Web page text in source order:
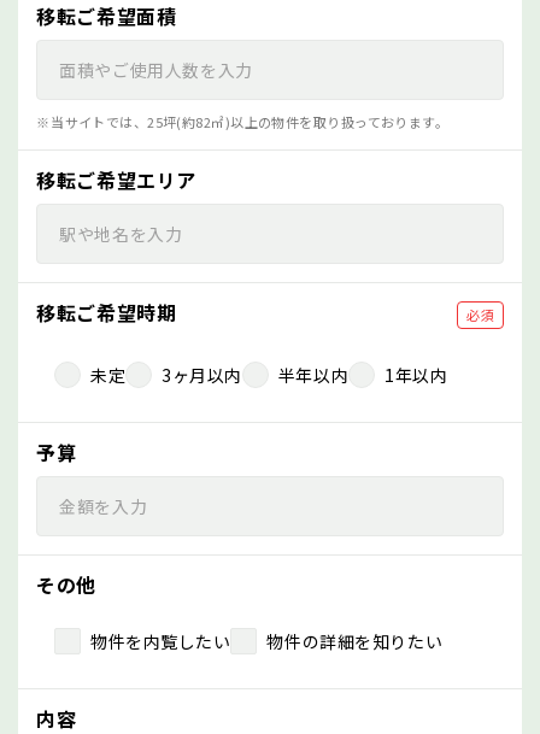
移転ご希望面積
当サイトでは、25坪(約82㎡)以上の物件を取り扱っております。
移転ご希望エリア
移転ご希望時期 必須
未定 3ヶ月以内 半年以内 1年以内
予算
その他
物件を内覧したい 物件の詳細を知りたい
内容